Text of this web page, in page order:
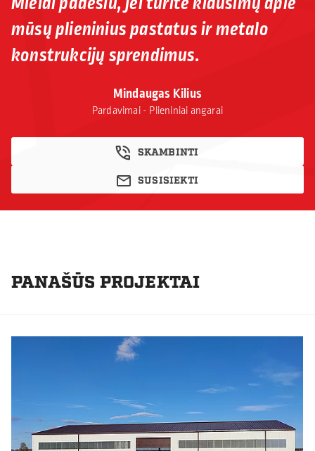
Mindaugas Kilius
Pardavimai - Plieniniai angarai
SKAMBINTI
SUSISIEKTI
mūsų plieninius pastatus ir metalo
konstrukcijų sprendimus.
PANAŠŪS PROJEKTAI